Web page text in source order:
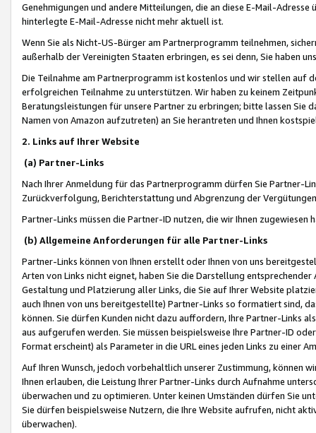
Genehmigungen und andere Mitteilungen, die an diese E-Mail-
hinterlegte E-Mail-Adresse nicht mehr aktuell ist.
Wenn Sie als Nicht-US-Bürger am Partnerprogramm teilnehmen,
außerhalb der Vereinigten Staaten erbringen, es sei denn, Sie haben
Die Teilnahme am Partnerprogramm ist kostenlos und wir stellen auf
erfolgreichen Teilnahme zu unterstützen. Wir haben zu keinem
Beratungsleistungen für unsere Partner zu erbringen; bitte lassen Sie
Namen von Amazon aufzutreten) an Sie herantreten und Ihnen
2. Links auf Ihrer Website
(a) Partner-Links
Nach Ihrer Anmeldung für das Partnerprogramm dürfen Sie Partner-
Zurückverfolgung, Berichterstattung und Abgrenzung der
Partner-Links müssen die Partner-ID nutzen, die wir Ihnen zugewiesen
(b) Allgemeine Anforderungen für alle Partner-Links
Partner-Links können von Ihnen erstellt oder Ihnen von uns
Arten von Links nicht eignet, haben Sie die Darstellung
Gestaltung und Platzierung aller Links, die Sie auf Ihrer Website
auch Ihnen von uns bereitgestellte) Partner-Links so formatiert sind,
können. Sie dürfen Kunden nicht dazu auffordern, Ihre Partner-Links
aus aufgerufen werden. Sie müssen beispielsweise Ihre Partner-ID
Format erscheint) als Parameter in die URL eines jeden Links zu einer
Auf Ihren Wunsch, jedoch vorbehaltlich unserer Zustimmung, können
Ihnen erlauben, die Leistung Ihrer Partner-Links durch Aufnahme
überwachen und zu optimieren. Unter keinen Umständen dürfen Sie
Sie dürfen beispielsweise Nutzern, die Ihre Website aufrufen, nicht
überwachen).